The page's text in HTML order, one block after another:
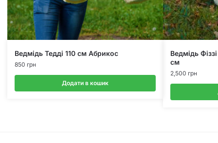
Ведмідь Тедді 110 см Абрикос
850 грн
Додати в кошик
Ведмідь
см
2,500 грн